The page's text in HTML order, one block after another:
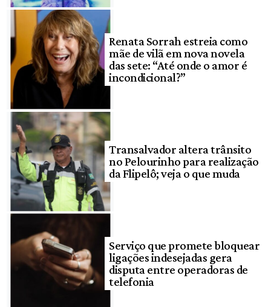
Renata Sorrah estreia como
mãe de vilã em nova novela
das sete: “Até onde o amor é
incondicional?”
Transalvador altera trânsito
no Pelourinho para realização
da Flipelô; veja o que muda
Serviço que promete bloquear
ligações indesejadas gera
disputa entre operadoras de
telefonia